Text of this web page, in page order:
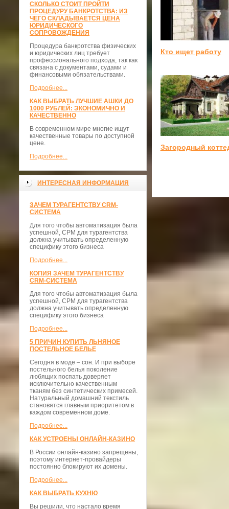
СКОЛЬКО СТОИТ ПРОЙТИ
ПРОЦЕДУРУ БАНКРОТСТВА: ИЗ
ЧЕГО СКЛАДЫВАЕТСЯ ЦЕНА
ЮРИДИЧЕСКОГО
СОПРОВОЖДЕНИЯ
Процедура банкротства физических
и юридических лиц требует
профессионального подхода, так как
связана с документами, судами и
финансовыми обязательствами.
Подробнее...
КАК ВЫБРАТЬ ЛУЧШИЕ АШКИ ДО
1000 РУБЛЕЙ: ЭКОНОМИЧНО И
КАЧЕСТВЕННО
В современном мире многие ищут
качественные товары по доступной
цене.
Подробнее...
ИНТЕРЕСНАЯ ИНФОРМАЦИЯ
ЗАЧЕМ ТУРАГЕНТСТВУ CRM-
СИСТЕМА
Для того чтобы автоматизация была
успешной, СРМ для турагентства
должна учитывать определенную
специфику этого бизнеса
Подробнее...
КОПИЯ ЗАЧЕМ ТУРАГЕНТСТВУ
CRM-СИСТЕМА
Для того чтобы автоматизация была
успешной, СРМ для турагентства
должна учитывать определенную
специфику этого бизнеса
Подробнее...
5 ПРИЧИН КУПИТЬ ЛЬНЯНОЕ
ПОСТЕЛЬНОЕ БЕЛЬЕ
Сегодня в моде – сон. И при выборе
постельного белья поколение
любящих поспать доверяет
исключительно качественным
тканям без синтетических примесей.
Натуральный домашний текстиль
становятся главным приоритетом в
каждом современном доме.
Подробнее...
КАК УСТРОЕНЫ ОНЛАЙН-КАЗИНО
В России онлайн-казино запрещены,
поэтому интернет-провайдеры
постоянно блокируют их домены.
Подробнее...
КАК ВЫБРАТЬ КУХНЮ
Вы решили, что настало время
Кто ищет работу
Загородный